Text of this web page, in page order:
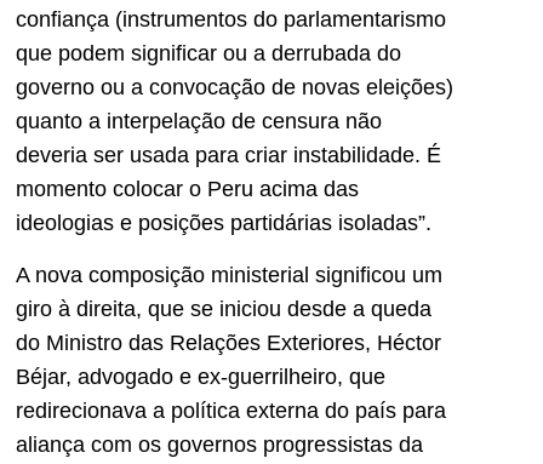
confiança (instrumentos do parlamentarismo
que podem significar ou a derrubada do
governo ou a convocação de novas eleições)
quanto a interpelação de censura não
deveria ser usada para criar instabilidade. É
momento colocar o Peru acima das
ideologias e posições partidárias isoladas”.
A nova composição ministerial significou um
giro à direita, que se iniciou desde a queda
do Ministro das Relações Exteriores, Héctor
Béjar, advogado e ex-guerrilheiro, que
redirecionava a política externa do país para
aliança com os governos progressistas da